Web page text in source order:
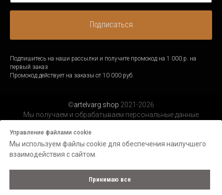
Подписаться
Подпишитесь на наши рассылки и получите промокод на 1 000 р. на
первый заказ
Промокод действует на заказы от 10 000 руб.
©artelvarg.shop 2021-2026
Мы получаем и обрабатываем персональные данные
Управление файлами cookie
Мы используем файлы cookie для обеспечения наилучшего
взаимодействия с сайтом.
Принимаю все